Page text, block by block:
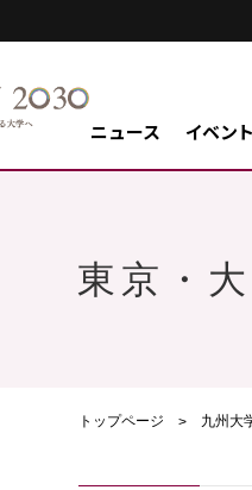
ニュース イベント
東京・
トップページ 九州大